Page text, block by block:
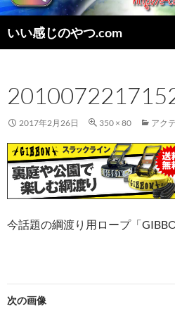
いい感じのやつ.com
索
ン
ツ
へ
キ
ッ
プ
2017年2月26日 350 × 80 アク
今話題の綱渡り用ロープ「
次の画像